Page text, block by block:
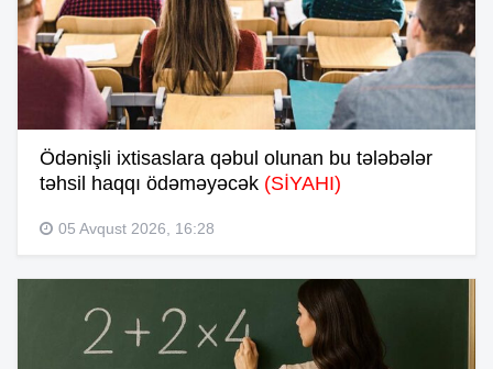
Ödənişli ixtisaslara qəbul olunan bu tələbələr
təhsil haqqı ödəməyəcək (SİYAHI)
05 Avqust 2026, 16:28